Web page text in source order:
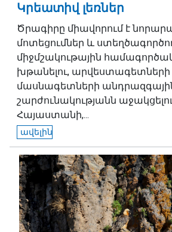
Կրեատիվ լեռներ
Ծրագիրը միավորում է
մոտեցումներ և
միջմշակութային
խթանելու,
մասնագետների
շարժունակությանն
Հայաստանի,...
ավելին